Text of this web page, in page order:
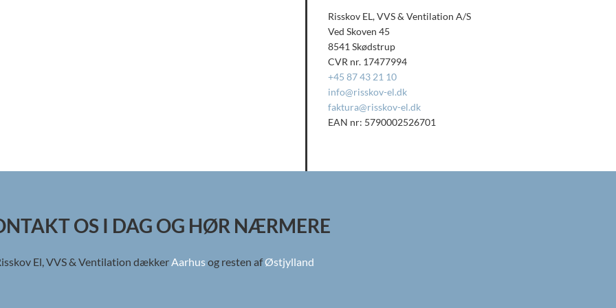
Risskov EL, VVS & Ventilation A/S
Ved Skoven 45
8541 Skødstrup
CVR nr. 17477994
+45 87 43 21 10
info@risskov-el.dk
faktura@risskov-el.dk
EAN nr: 5790002526701
OS I DAG OG HØR NÆRMERE
El, VVS & Ventilation dækkerAarhusog resten afØstjylland